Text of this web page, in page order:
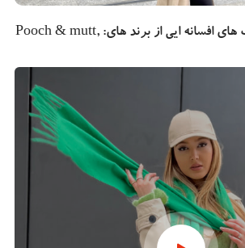
طناز این هفته با تخیف های افسانه ایی از برند های: Pooch & mutt,